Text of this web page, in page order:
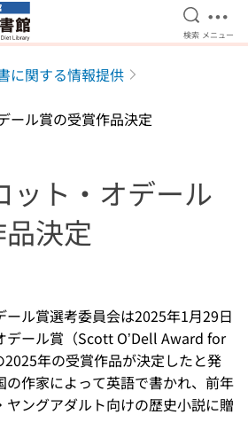
検索を
検索 メ
メニュー
に関する情報提供
ール賞の受賞作品決定
ット・オデール
決定
ール賞選考委員会は2025年1月29日
デール賞（Scott O’Dell Award for
年の受賞作品が決定したと発
の作家によって英語で書かれ、前年
ヤングアダルト向けの歴史小説に贈